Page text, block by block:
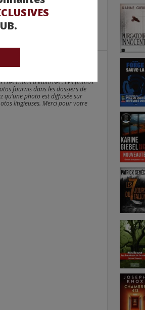
cherchons à valoriser. Les photos
fournis dans les dossiers de
photo est diffusée sur
litigieuses. Merci pour votre